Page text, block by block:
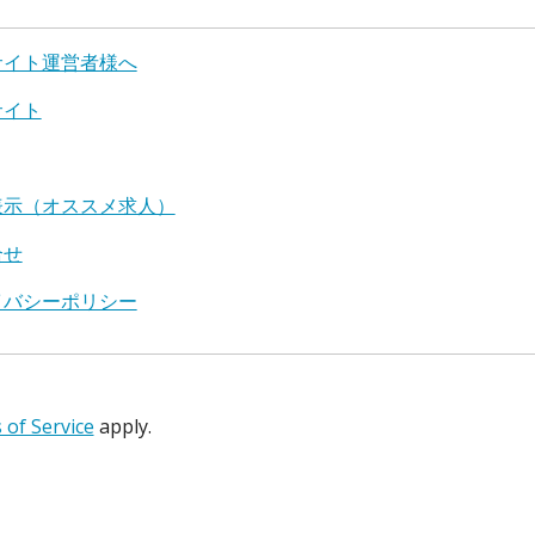
ト運営者様へ
ト
（オススメ求人）
シーポリシー
of Service apply.